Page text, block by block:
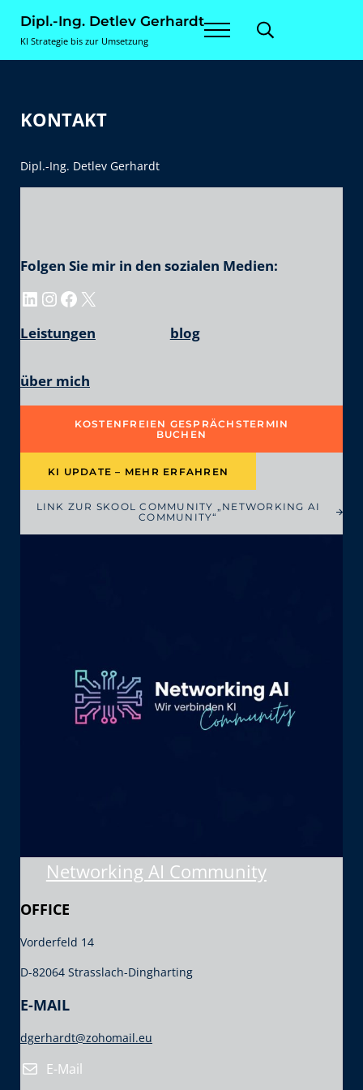
Dipl.-Ing. Detlev Gerhardt
KI Strategie bis zur Umsetzung Menu Search...
KONTAKT
Dipl.-Ing. Detlev Gerhardt
Folgen Sie mir in den sozialen Medien:
LinkedIn
Instagram
Facebook
X
Leistungen blog
über mich
KOSTENFREIEN GESPRÄCHSTERMIN
BUCHEN
KI UPDATE – MEHR ERFAHREN
LINK ZUR SKOOL COMMUNITY „NETWORKING AI
COMMUNITY“
Networking AI Community
OFFICE
Vorderfeld 14
D-82064 Strasslach-Dingharting
E-MAIL
dgerhardt@zohomail.eu
E-Mail